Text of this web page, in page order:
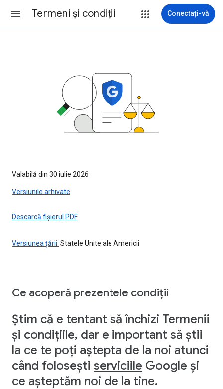
Termeni şi condiţii Conectați-vă
Valabilă din 30 iulie 2026
Versiunile arhivate
Descarcă fișierul PDF
Versiunea țării: Statele Unite ale Americii
Ce acoperă prezentele condiții
Știm că e tentant să închizi Termenii
și condițiile, dar e important să știi
la ce te poți aștepta de la noi atunci
când folosești serviciile Google și
ce așteptăm noi de la tine.